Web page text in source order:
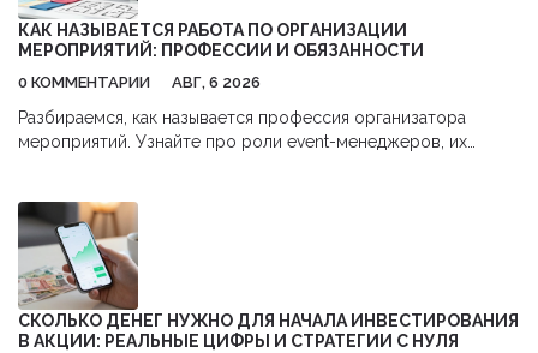
КАК НАЗЫВАЕТСЯ РАБОТА ПО ОРГАНИЗАЦИИ
МЕРОПРИЯТИЙ: ПРОФЕССИИ И ОБЯЗАННОСТИ
0 КОММЕНТАРИИ АВГ, 6 2026
Разбираемся, как называется профессия организатора
мероприятий. Узнайте про роли event-менеджеров, их
СКОЛЬКО ДЕНЕГ НУЖНО ДЛЯ НАЧАЛА ИНВЕСТИРОВАНИЯ
В АКЦИИ: РЕАЛЬНЫЕ ЦИФРЫ И СТРАТЕГИИ С НУЛЯ